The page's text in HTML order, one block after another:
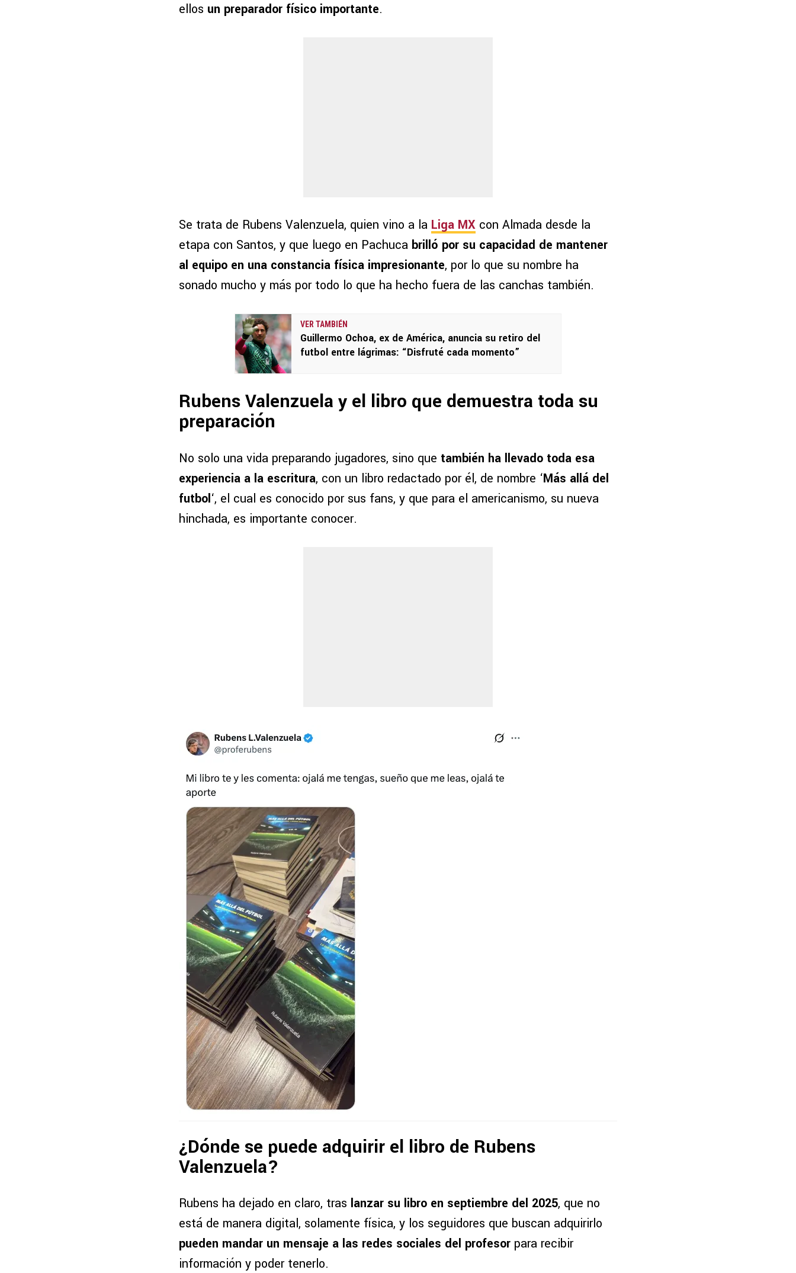
ellos un preparador físico importante.
Se trata de Rubens Valenzuela, quien vino a la Liga MX con Almada desde la
etapa con Santos, y que luego en Pachuca brilló por su capacidad de mantener
al equipo en una constancia física impresionante, por lo que su nombre ha
sonado mucho y más por todo lo que ha hecho fuera de las canchas también.
VER TAMBIÉN
Guillermo Ochoa, ex de América, anuncia su retiro del
futbol entre lágrimas: “Disfruté cada momento”
Rubens Valenzuela y el libro que demuestra toda su
preparación
No solo una vida preparando jugadores, sino que también ha llevado toda esa
experiencia a la escritura, con un libro redactado por él, de nombre ‘Más allá del
futbol‘, el cual es conocido por sus fans, y que para el americanismo, su nueva
hinchada, es importante conocer.
¿Dónde se puede adquirir el libro de Rubens
Valenzuela?
Rubens ha dejado en claro, tras lanzar su libro en septiembre del 2025, que no
está de manera digital, solamente física, y los seguidores que buscan adquirirlo
pueden mandar un mensaje a las redes sociales del profesor para recibir
información y poder tenerlo.